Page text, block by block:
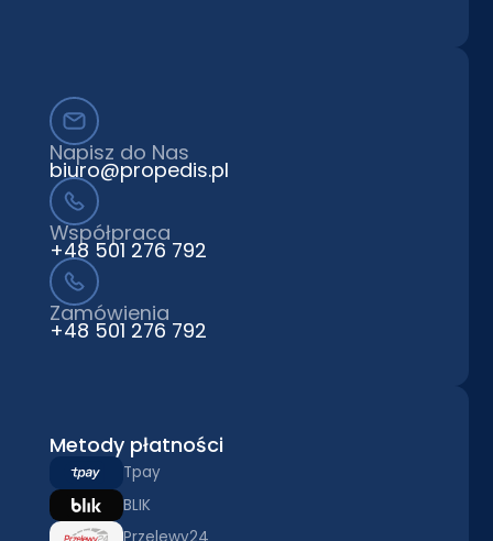
Napisz do Nas
biuro@propedis.pl
Współpraca
+48 501 276 792
Zamówienia
+48 501 276 792
Metody płatności
Tpay
BLIK